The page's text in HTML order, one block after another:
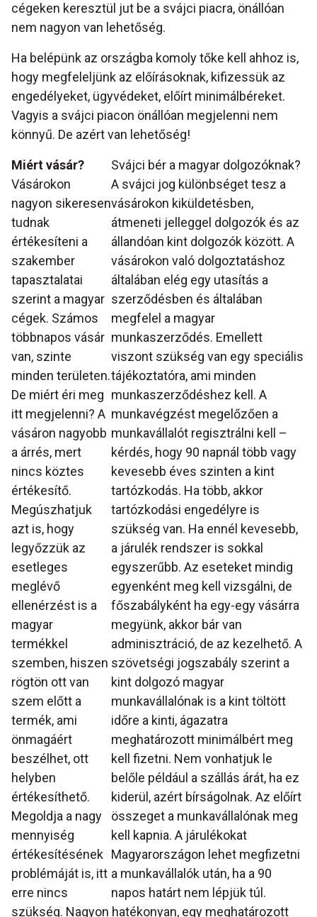
cégeken keresztül jut be a svájci piacra, önállóan
nem nagyon van lehetőség.
Ha belépünk az országba komoly tőke kell ahhoz is,
hogy megfeleljünk az előírásoknak, kifizessük az
engedélyeket, ügyvédeket, előírt minimálbéreket.
Vagyis a svájci piacon önállóan megjelenni nem
könnyű. De azért van lehetőség!
Svájci bér a magyar dolgozóknak?
A svájci jog különbséget tesz a
vásárokon kiküldetésben,
átmeneti jelleggel dolgozók és az
állandóan kint dolgozók között. A
vásárokon való dolgoztatáshoz
általában elég egy utasítás a
szerződésben és általában
megfelel a magyar
munkaszerződés. Emellett
viszont szükség van egy speciális
tájékoztatóra, ami minden
munkaszerződéshez kell. A
munkavégzést megelőzően a
munkavállalót regisztrálni kell –
kérdés, hogy 90 napnál több vagy
kevesebb éves szinten a kint
tartózkodás. Ha több, akkor
tartózkodási engedélyre is
szükség van. Ha ennél kevesebb,
a járulék rendszer is sokkal
egyszerűbb. Az eseteket mindig
egyenként meg kell vizsgálni, de
főszabályként ha egy-egy vásárra
megyünk, akkor bár van
adminisztráció, de az kezelhető. A
szövetségi jogszabály szerint a
kint dolgozó magyar
munkavállalónak is a kint töltött
időre a kinti, ágazatra
meghatározott minimálbért meg
kell fizetni. Nem vonhatjuk le
belőle például a szállás árát, ha ez
kiderül, azért bírságolnak. Az előírt
összeget a munkavállalónak meg
kell kapnia. A járulékokat
Magyarországon lehet megfizetni
a munkavállalók után, ha a 90
napos határt nem lépjük túl.
Miért vásár?
Vásárokon
nagyon sikeresen
tudnak
értékesíteni a
szakember
tapasztalatai
szerint a magyar
cégek. Számos
többnapos vásár
van, szinte
minden területen.
De miért éri meg
itt megjelenni? A
vásáron nagyobb
a árrés, mert
nincs köztes
értékesítő.
Megúszhatjuk
azt is, hogy
legyőzzük az
esetleges
meglévő
ellenérzést is a
magyar
termékkel
szemben, hiszen
rögtön ott van
szem előtt a
termék, ami
önmagáért
beszélhet, ott
helyben
értékesíthető.
Megoldja a nagy
mennyiség
értékesítésének
problémáját is, itt
erre nincs
szükség. Nagyon hatékonyan, egy meghatározott